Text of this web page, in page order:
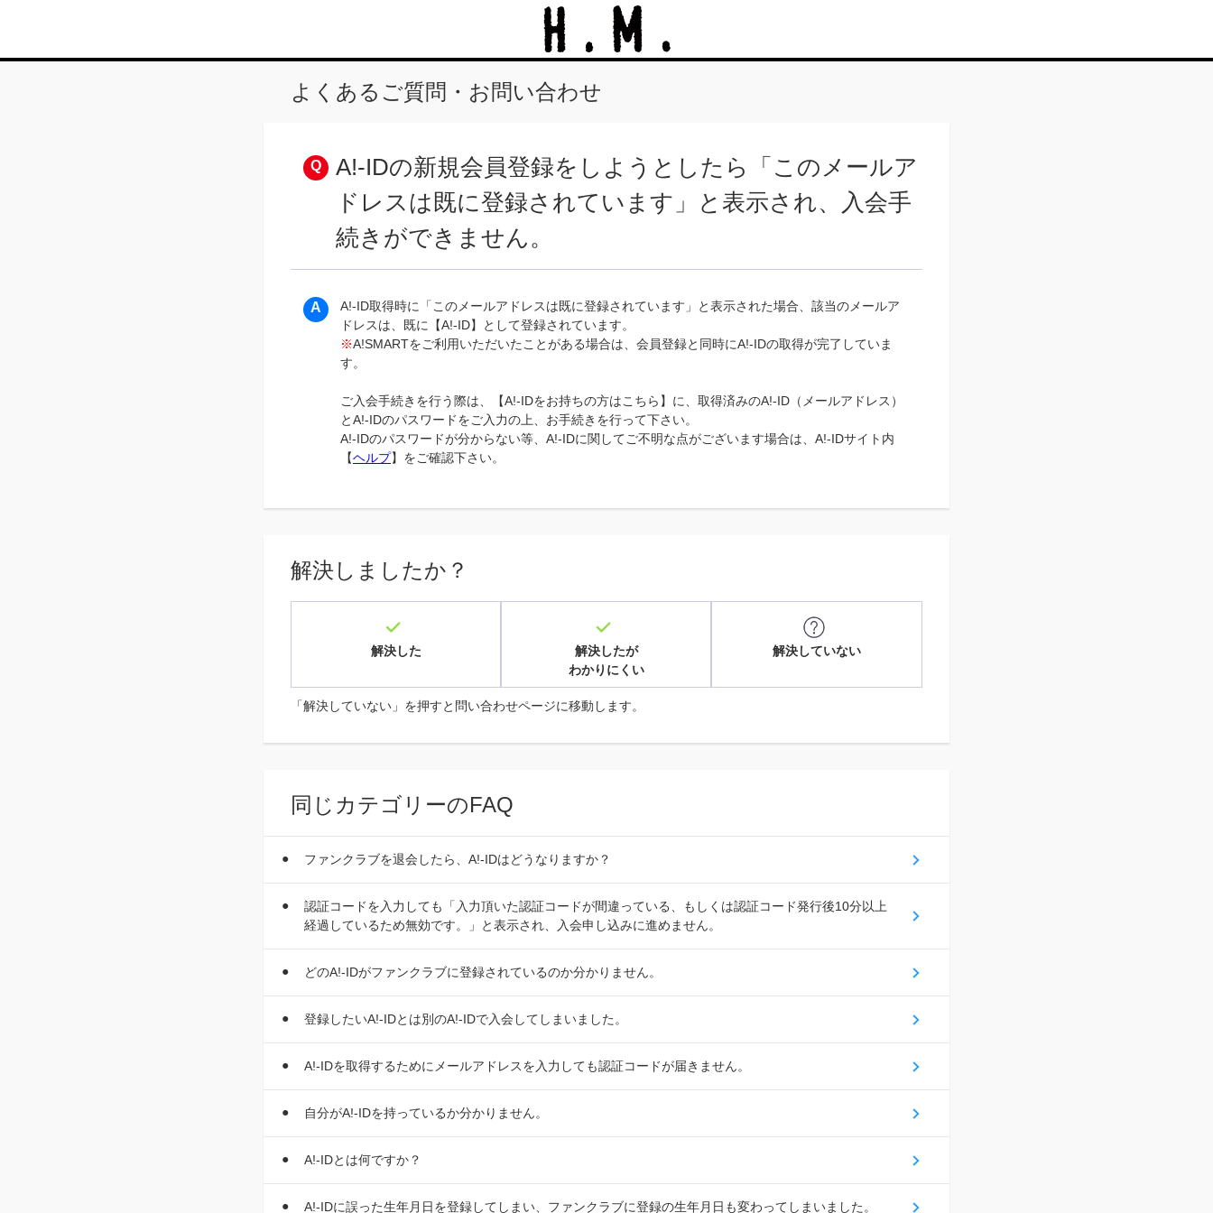
よくあるご質問・お問い合わせ
A!-IDの新規会員登録をしようとしたら「このメールア
ドレスは既に登録されています」と表示され、入会手
続きができません。
A!-ID取得時に「このメールアドレスは既に登録されています」と表示された場合、該当のメールア
ドレスは、既に【A!-ID】として登録されています。
※A!SMARTをご利用いただいたことがある場合は、会員登録と同時にA!-IDの取得が完了していま
す。
ご入会手続きを行う際は、【A!-IDをお持ちの方はこちら】に、取得済みのA!-ID（メールアドレス）
とA!-IDのパスワードをご入力の上、お手続きを行って下さい。
A!-IDのパスワードが分からない等、A!-IDに関してご不明な点がございます場合は、A!-IDサイト内
【ヘルプ】をご確認下さい。
解決しましたか？
解決した
解決したが
わかりにくい
解決していない
「解決していない」を押すと問い合わせページに移動します。
同じカテゴリーのFAQ
ファンクラブを退会したら、A!-IDはどうなりますか？
認証コードを入力しても「入力頂いた認証コードが間違っている、もしくは認証コード発行後10分以上
経過しているため無効です。」と表示され、入会申し込みに進めません。
どのA!-IDがファンクラブに登録されているのか分かりません。
登録したいA!-IDとは別のA!-IDで入会してしまいました。
A!-IDを取得するためにメールアドレスを入力しても認証コードが届きません。
自分がA!-IDを持っているか分かりません。
A!-IDとは何ですか？
A!-IDに誤った生年月日を登録してしまい、ファンクラブに登録の生年月日も変わってしまいました。